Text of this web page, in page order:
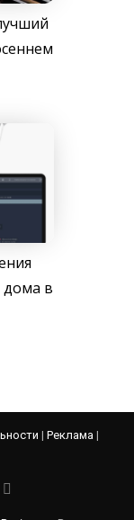
дома в
| Реклама |